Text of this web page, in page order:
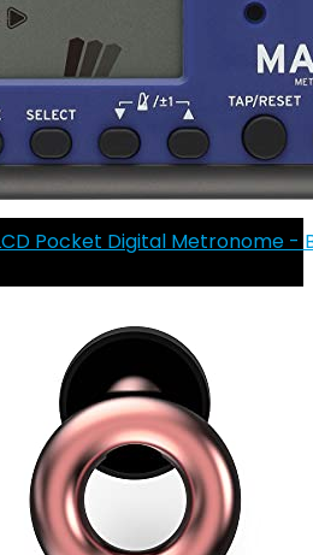
Pocket Digital Metronome -